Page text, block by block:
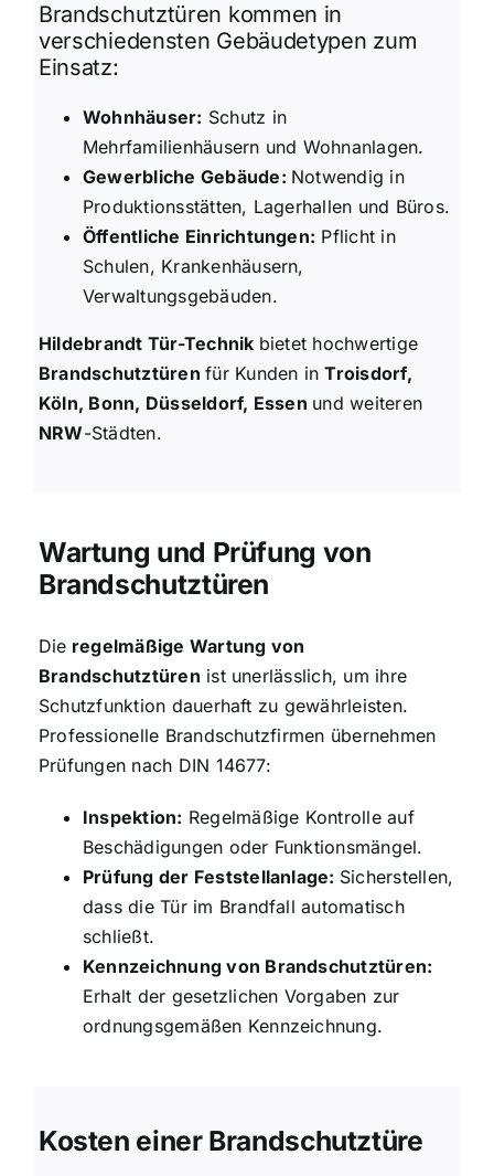
Brandschutztüren kommen in
verschiedensten Gebäudetypen zum
Einsatz:
Wohnhäuser: Schutz in
Mehrfamilienhäusern und Wohnanlagen.
Gewerbliche Gebäude: Notwendig in
Produktionsstätten, Lagerhallen und Büros.
Öffentliche Einrichtungen: Pflicht in
Schulen, Krankenhäusern,
Verwaltungsgebäuden.
Hildebrandt Tür-Technik bietet hochwertige
Brandschutztürenfür Kunden inTroisdorf,
Köln, Bonn, Düsseldorf, Essen und weiteren
NRW-Städten.
Wartung und Prüfung von
Brandschutztüren
Die regelmäßige Wartung von
Brandschutztüren ist unerlässlich, um ihre
Schutzfunktion dauerhaft zu gewährleisten.
Professionelle Brandschutzfirmen übernehmen
Prüfungen nach DIN 14677:
Inspektion: Regelmäßige Kontrolle auf
Beschädigungen oder Funktionsmängel.
Prüfung der Feststellanlage: Sicherstellen,
dass die Tür im Brandfall automatisch
schließt.
Kennzeichnung von Brandschutztüren:
Erhalt der gesetzlichen Vorgaben zur
ordnungsgemäßen Kennzeichnung.
Kosten einer Brandschutztüre